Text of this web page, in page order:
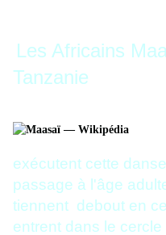
Les Africains
Tanzanie
exécutent cette
passage à l'âge
tiennent debout en
entrent dans le